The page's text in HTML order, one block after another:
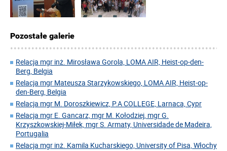
Pozostałe galerie
Relacja mgr inż. Mirosława Gorola, LOMA AIR, Heist-op-den-
Berg, Belgia
Relacja mgr Mateusza Starzykowskiego, LOMA AIR, Heist-op-
den-Berg, Belgia
Relacja mgr M. Doroszkiewicz, P.A COLLEGE, Larnaca, Cypr
Relacja mgr E. Gancarz, mgr M. Kołodziej, mgr G.
Krzyszkowskiej-Miłek, mgr S. Armaty, Universidade de Madeira,
Portugalia
Relacja mgr inż. Kamila Kucharskiego, University of Pisa, Włochy